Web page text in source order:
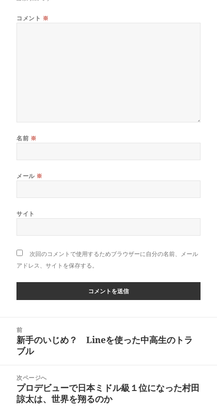
コメント ※
名前 ※
メール ※
サイト
次回のコメントで使用するためブラウザーに自分の名前、メール
アドレス、サイトを保存する。
前
前
の
稿:
新手のいじめ？ Lineを使った中高生のトラ
ブル
次ページへ
次
の
プロデビューで日本ミドル級１位になった村田
諒太は、世界を翔るのか